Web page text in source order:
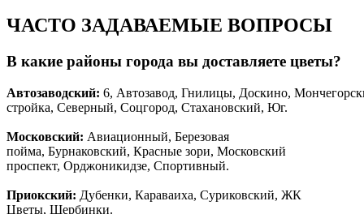
ЧАСТО ЗАДАВАЕМЫЕ ВОПРОСЫ
В какие районы города вы доставляете цветы?
Автозаводский: 6, Автозавод, Гнилицы, Доскино,
стройка, Северный, Соцгород, Стахановский, Юг.
Московский: Авиационный, Березовая
пойма, Бурнаковский, Красные зори, Московский
проспект, Орджоникидзе, Спортивный.
Приокский: Дубенки, Караваиха, Суриковский, ЖК
Цветы, Щербинки.